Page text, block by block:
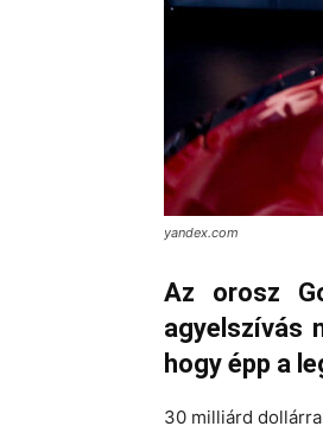
yandex.com
Az orosz
agyelszívás
hogy épp a
30 milliárd